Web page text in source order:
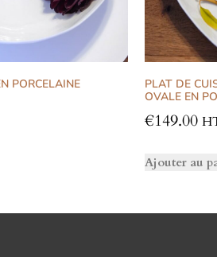
PORCELAINE
PLAT DE
OVALE EN
€149.00
Ajouter au